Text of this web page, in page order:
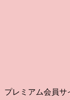
プレミアム会員サ